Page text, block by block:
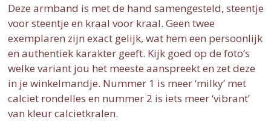
Deze armband is met de hand samengesteld, steentje
voor steentje en kraal voor kraal. Geen twee
exemplaren zijn exact gelijk, wat hem een persoonlijk
en authentiek karakter geeft. Kijk goed op de foto’s
welke variant jou het meeste aanspreekt en zet deze
in je winkelmandje. Nummer 1 is meer ‘milky’ met
calciet rondelles en nummer 2 is iets meer ‘vibrant’
van kleur calcietkralen.